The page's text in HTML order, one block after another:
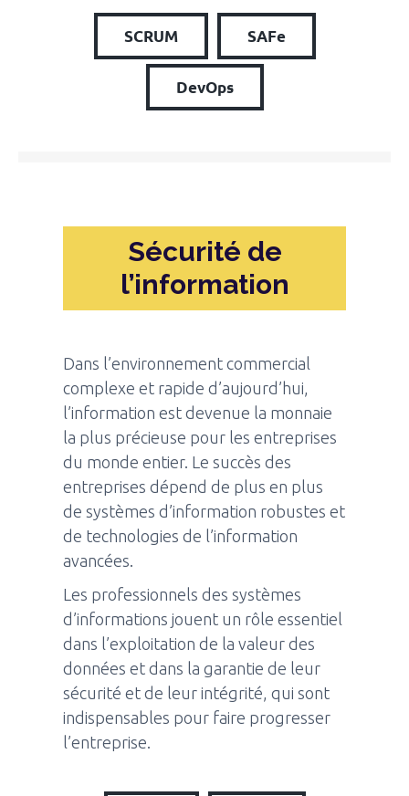
SCRUM SAFe
DevOps
Sécurité de
l’information
Dans l’environnement commercial
complexe et rapide d’aujourd’hui,
l’information est devenue la monnaie
la plus précieuse pour les entreprises
du monde entier. Le succès des
entreprises dépend de plus en plus
de systèmes d’information robustes et
de technologies de l’information
avancées.
Les professionnels des systèmes
d’informations jouent un rôle essentiel
dans l’exploitation de la valeur des
données et dans la garantie de leur
sécurité et de leur intégrité, qui sont
indispensables pour faire progresser
l’entreprise.